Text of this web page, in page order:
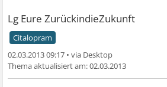
Lg Eure ZurückindieZukunft
Citalopram
02.03.2013 09:17 •
02.03.2013